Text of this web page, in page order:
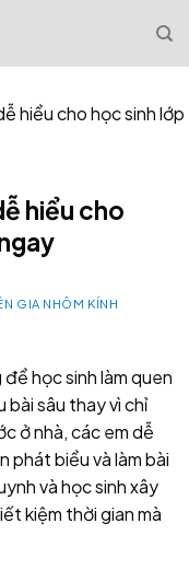
hiểu cho học sinh lớp
hiểu cho
GIA NHÔM KÍNH
học sinh làm quen
bài sâu thay vì chỉ
ở nhà, các em dễ
phát biểu và làm bài
và học sinh xây
kiệm thời gian mà